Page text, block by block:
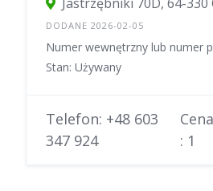
DODANE 2026-02-05
Numer wewnętrzny lub numer
Stan: Używany
Telefon: +48 603
347 924
Cena
: 1